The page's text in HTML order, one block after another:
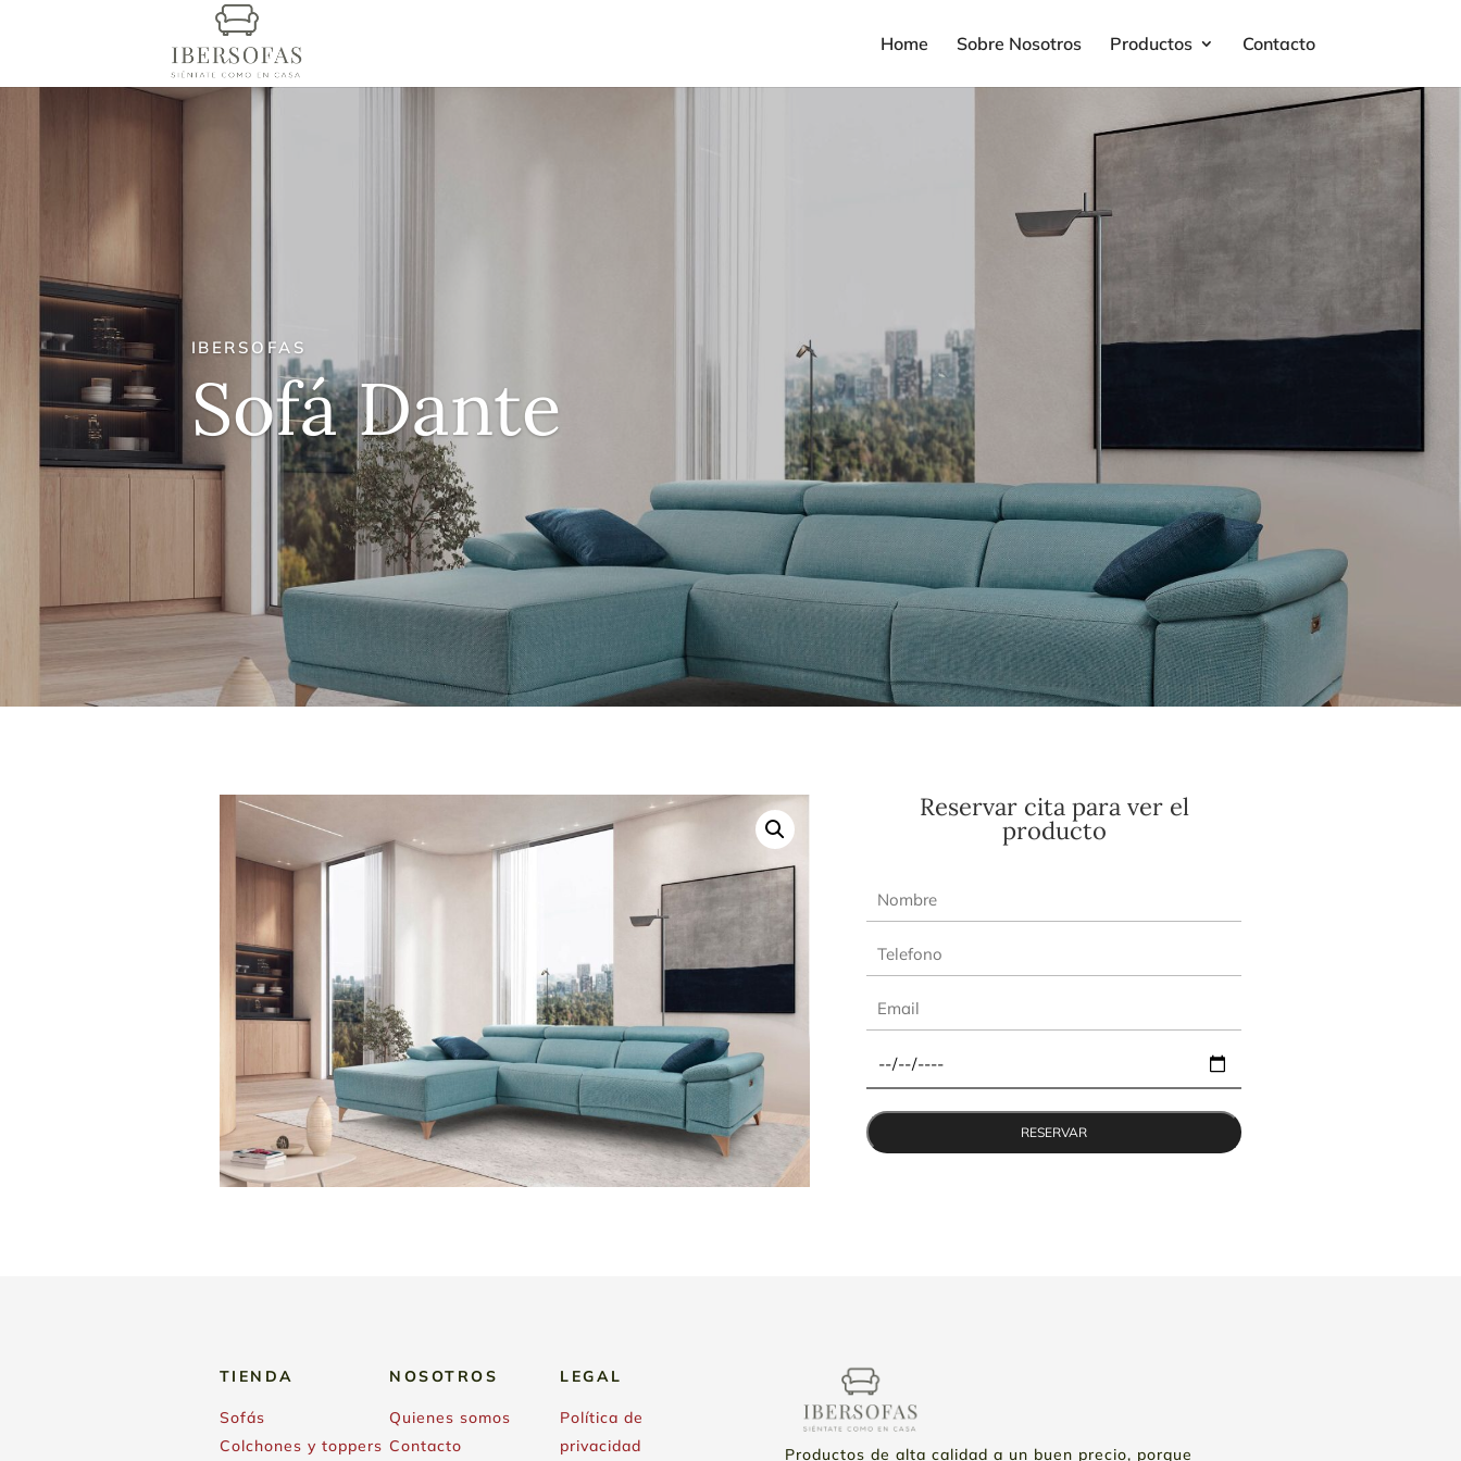
Home Sobre Nosotros Productos Contacto
IBERSOFAS
Sofá Dante
Reservar cita para ver el
producto
TIENDA
Sofás
Colchones y toppers
NOSOTROS
Quienes somos
Contacto
LEGAL
Política de
privacidad
Productos de alta calidad a un buen precio, porque